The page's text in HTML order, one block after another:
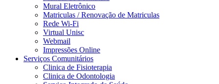
Mural Eletrônico
Matriculas / Renovação de Matriculas
Rede Wi-Fi
Virtual Unisc
Webmail
Impressões Online
Serviços Comunitários
Clinica de Fisioterapia
Clinica de Odontologia